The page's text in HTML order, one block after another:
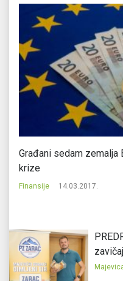
Građani sedam zemalja
krize
Finansije 14.03.2017.